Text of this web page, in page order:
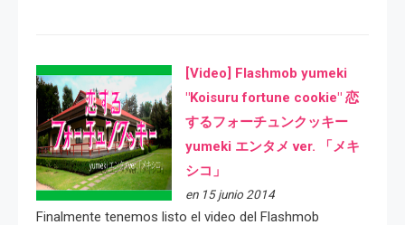
[Video] Flashmob yumeki
"Koisuru fortune cookie" 恋
するフォーチュンクッキー
yumeki エンタメ ver. 「メキ
シコ」
en 15 junio 2014
Finalmente tenemos listo el video del Flashmob